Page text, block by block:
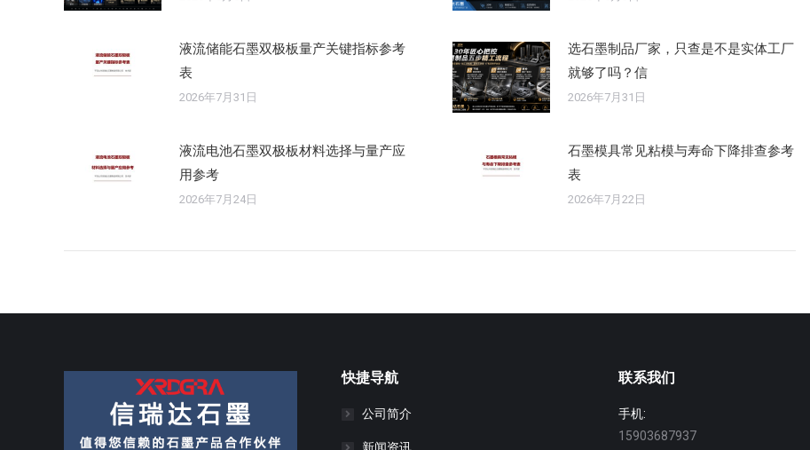
液流储能石墨双极板量产关键指标参考
表
2026年7月31日
选石墨制品厂家，只查是不是实体工厂
就够了吗？信
2026年7月31日
液流电池石墨双极板材料选择与量产应
用参考
2026年7月24日
石墨模具常见粘模与寿命下降排查参考
表
2026年7月22日
快捷导航
公司简介
联系我们
手机:
15903687937